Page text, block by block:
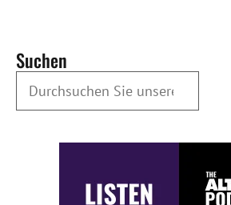
Suchen
Durchsuchen Sie unsere Archive